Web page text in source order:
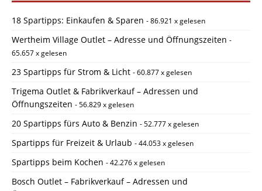
18 Spartipps: Einkaufen & Sparen - 86.921 x gelesen
Wertheim Village Outlet – Adresse und Öffnungszeiten -
65.657 x gelesen
23 Spartipps für Strom & Licht - 60.877 x gelesen
Trigema Outlet & Fabrikverkauf – Adressen und
Öffnungszeiten - 56.829 x gelesen
20 Spartipps fürs Auto & Benzin - 52.777 x gelesen
Spartipps für Freizeit & Urlaub - 44.053 x gelesen
Spartipps beim Kochen - 42.276 x gelesen
Bosch Outlet – Fabrikverkauf – Adressen und